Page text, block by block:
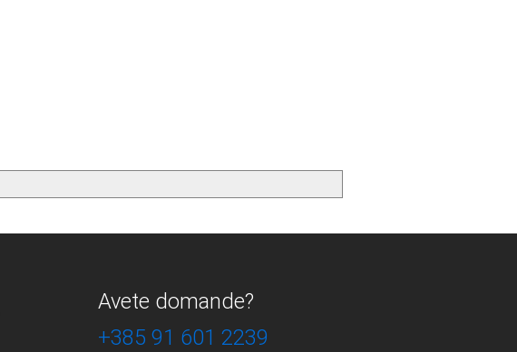
Avete domande?
+385 91 601 2239